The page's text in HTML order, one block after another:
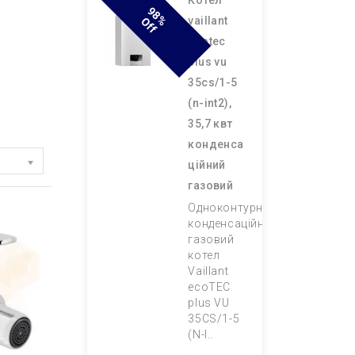
9
8
% O
F
F
vaillant
ecotec
plus vu
35cs/1-5
(n-int2),
35,7 квт
конденса
ційний
газовий
Одноконтурний
конденсаційний
газовий
котел
Vaillant
ecoTEC
plus VU
35CS/1-5
(N-I..